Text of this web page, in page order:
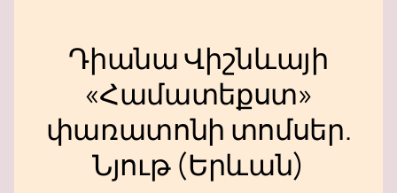
Դիանա Վիշնևայի
«Համատեքստ»
փառատոնի տոմսեր.
Նյութ (Երևան)